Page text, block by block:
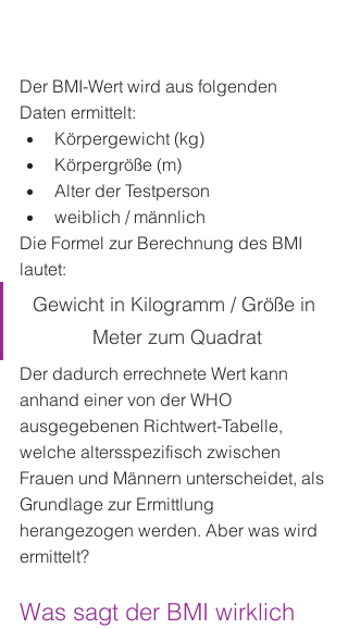
Der BMI-Wert wird aus folgenden
Daten ermittelt:
Körpergewicht (kg)
Körpergröße (m)
Alter der Testperson
weiblich / männlich
Die Formel zur Berechnung des BMI
lautet:
Gewicht in Kilogramm / Größe in
Meter zum Quadrat
Der dadurch errechnete Wert kann
anhand einer von der WHO
ausgegebenen Richtwert-Tabelle,
welche altersspezifisch zwischen
Frauen und Männern unterscheidet, als
Grundlage zur Ermittlung
herangezogen werden. Aber was wird
ermittelt?
Was sagt der BMI wirklich